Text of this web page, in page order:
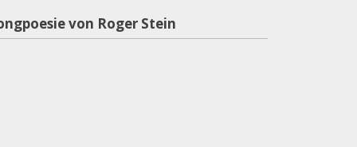
von Roger Stein